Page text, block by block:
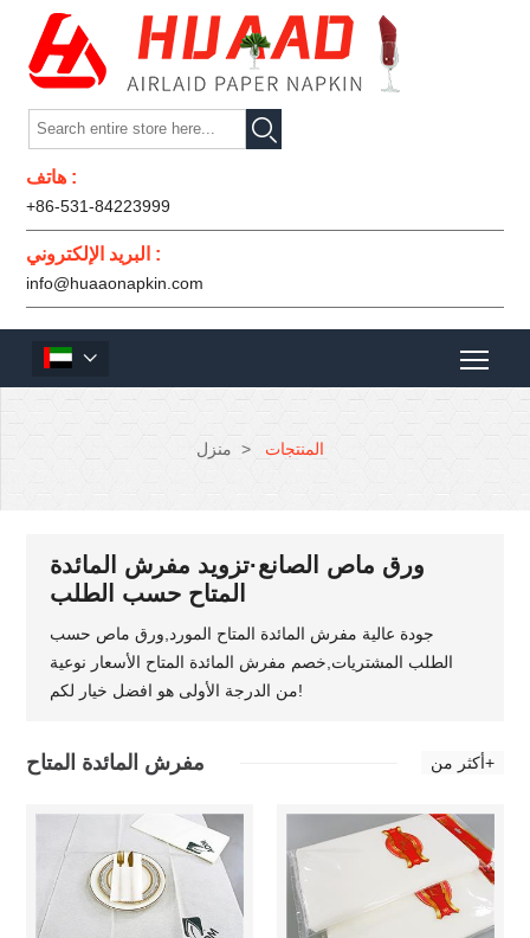

هاتف :
+86-531-84223999
البريد الإلكتروني :
info@huaaonapkin.com

منزل > المنتجات
ورق ماص الصانع·تزويد مفرش المائدة
المتاح حسب الطلب
جودة عالية مفرش المائدة المتاح المورد,ورق ماص حسب
الطلب المشتريات,خصم مفرش المائدة المتاح الأسعار نوعية
من الدرجة الأولى هو افضل خيار لكم!
مفرش المائدة المتاح أكثر من+